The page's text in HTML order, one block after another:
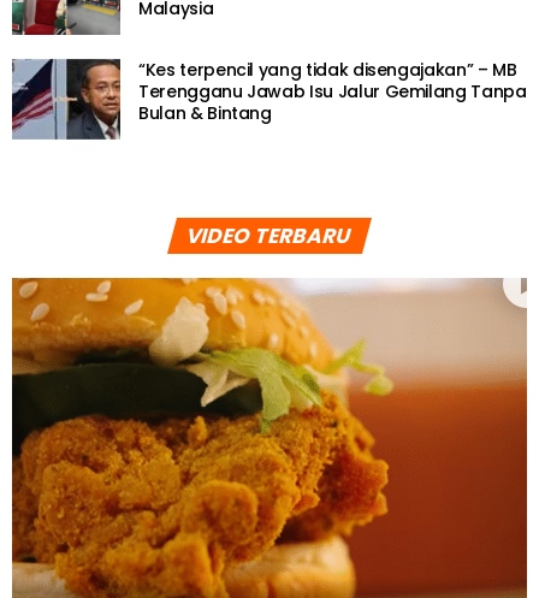
Malaysia
“Kes terpencil yang tidak disengajakan” – MB
Terengganu Jawab Isu Jalur Gemilang Tanpa
Bulan & Bintang
VIDEO TERBARU